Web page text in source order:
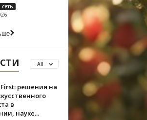
All
First: решения на
в
науке...